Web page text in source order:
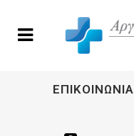
ΕΠΙΚΟΙΝΩΝΊΑ